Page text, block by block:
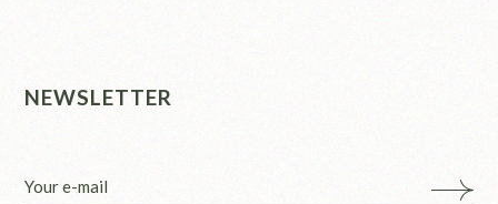
NEWSLETTER